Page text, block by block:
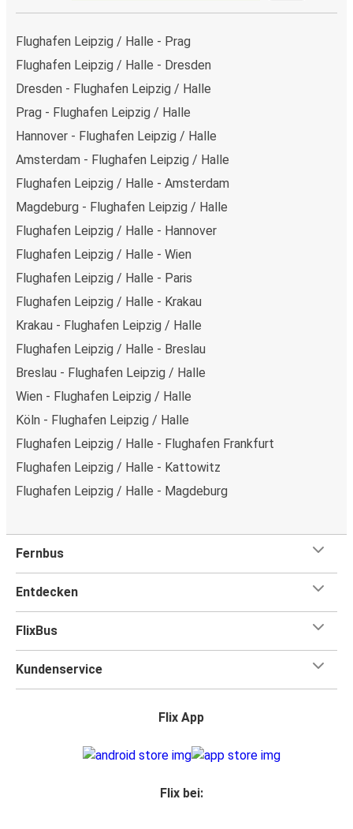
Flughafen Leipzig / Halle - Prag
Flughafen Leipzig / Halle - Dresden
Dresden - Flughafen Leipzig / Halle
Prag - Flughafen Leipzig / Halle
Hannover - Flughafen Leipzig / Halle
Amsterdam - Flughafen Leipzig / Halle
Flughafen Leipzig / Halle - Amsterdam
Magdeburg - Flughafen Leipzig / Halle
Flughafen Leipzig / Halle - Hannover
Flughafen Leipzig / Halle - Wien
Flughafen Leipzig / Halle - Paris
Flughafen Leipzig / Halle - Krakau
Krakau - Flughafen Leipzig / Halle
Flughafen Leipzig / Halle - Breslau
Breslau - Flughafen Leipzig / Halle
Wien - Flughafen Leipzig / Halle
Köln - Flughafen Leipzig / Halle
Flughafen Leipzig / Halle - Flughafen Frankfurt
Flughafen Leipzig / Halle - Kattowitz
Flughafen Leipzig / Halle - Magdeburg
Fernbus
Entdecken
FlixBus
Kundenservice
Flix App
Flix bei: